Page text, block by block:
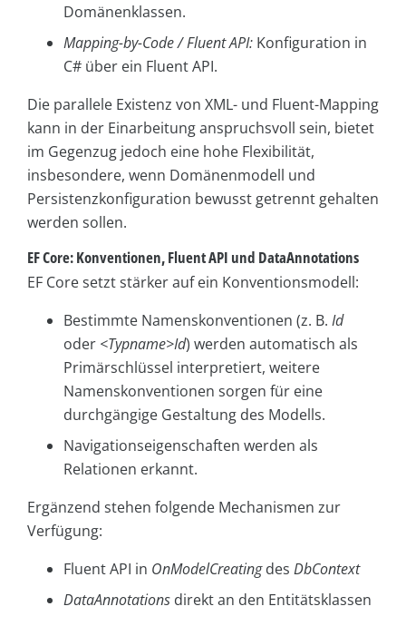
Domänenklassen.
Mapping-by-Code / Fluent API: Konfiguration in
C# über ein Fluent API.
Die parallele Existenz von XML- und Fluent-Mapping
kann in der Einarbeitung anspruchsvoll sein, bietet
im Gegenzug jedoch eine hohe Flexibilität,
insbesondere, wenn Domänenmodell und
Persistenzkonfiguration bewusst getrennt gehalten
werden sollen.
EF Core: Konventionen, Fluent API und DataAnnotations
EF Core setzt stärker auf ein Konventionsmodell:
Bestimmte Namenskonventionen (z. B. Id
oder <Typname>Id) werden automatisch als
Primärschlüssel interpretiert, weitere
Namenskonventionen sorgen für eine
durchgängige Gestaltung des Modells.
Navigationseigenschaften werden als
Relationen erkannt.
Ergänzend stehen folgende Mechanismen zur
Verfügung:
Fluent API in OnModelCreatingdes DbContext
DataAnnotations direkt an den Entitätsklassen